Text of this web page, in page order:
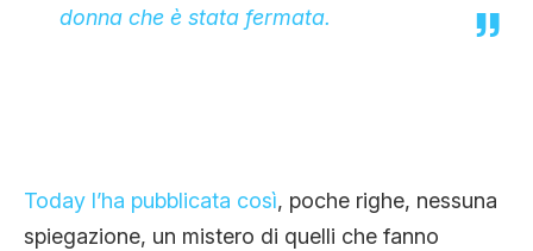
donna che è stata fermata.
Today l’ha pubblicata così, poche righe, nessuna
spiegazione, un mistero di quelli che fanno